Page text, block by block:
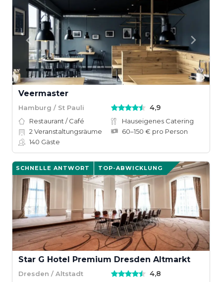
Veermaster
Hamburg / St Pauli 4,9
Restaurant / Café
Hauseigenes Catering
2 Veranstaltungsräume
60–150 € pro Person
140 Gäste
SCHNELLE ANTWORT TOP-ABWICKLUNG
Star G Hotel Premium Dresden Altmarkt
Dresden / Altstadt 4,8